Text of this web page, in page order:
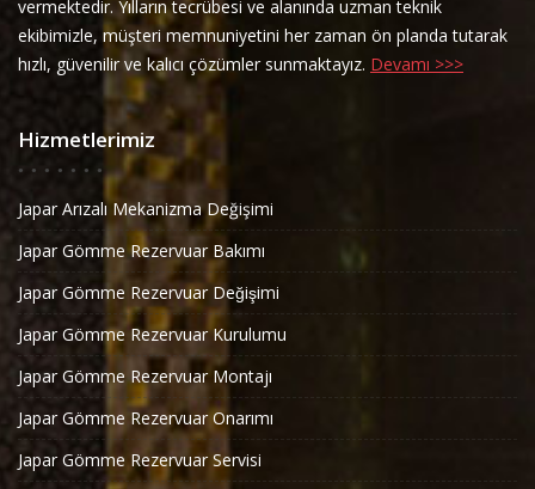
vermektedir. Yılların tecrübesi ve alanında uzman teknik
ekibimizle, müşteri memnuniyetini her zaman ön planda tutarak
hızlı, güvenilir ve kalıcı çözümler sunmaktayız. Devamı >>>
Hizmetlerimiz
Japar Arızalı Mekanizma Değişimi
Japar Gömme Rezervuar Bakımı
Japar Gömme Rezervuar Değişimi
Japar Gömme Rezervuar Kurulumu
Japar Gömme Rezervuar Montajı
Japar Gömme Rezervuar Onarımı
Japar Gömme Rezervuar Servisi